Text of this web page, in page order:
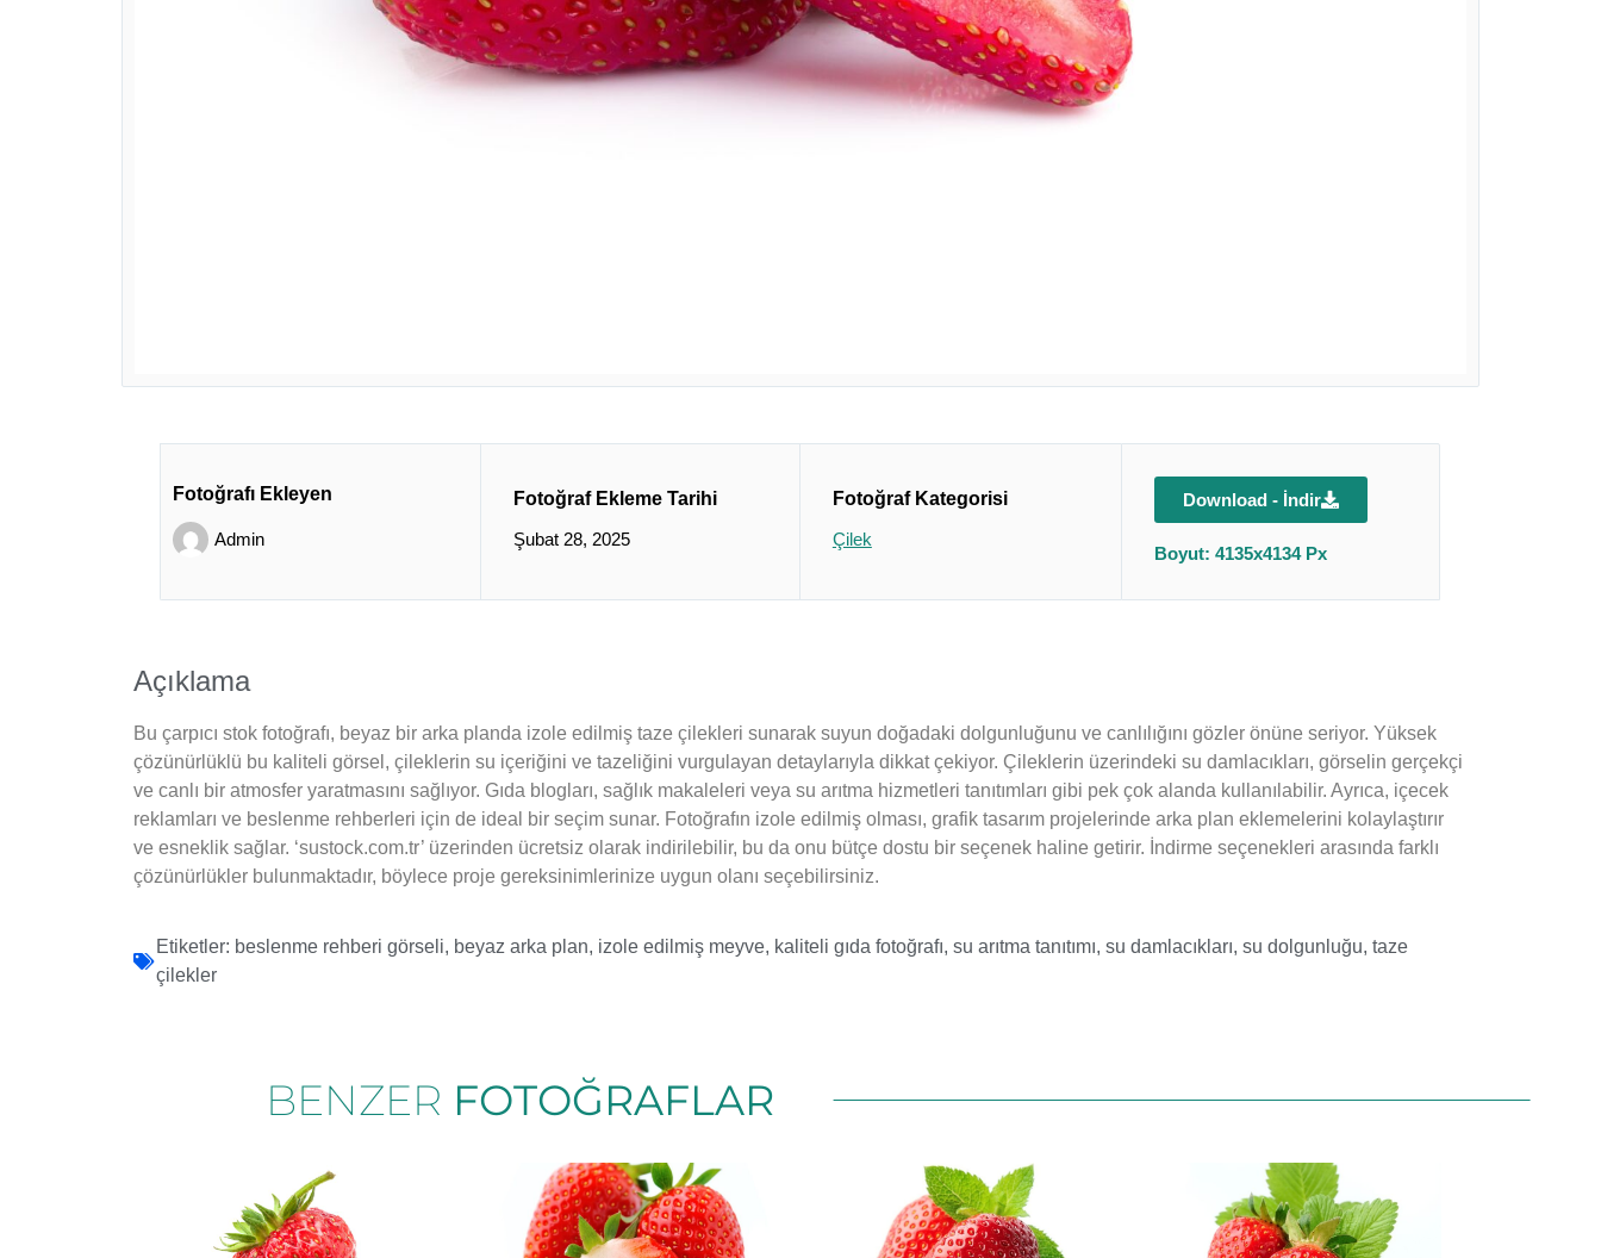
Fotoğrafı Ekleyen
Admin
Fotoğraf Ekleme Tarihi
Şubat 28, 2025
Fotoğraf Kategorisi
Çilek
Download - İndir
Boyut: 4135x4134 Px
Açıklama
Bu çarpıcı stok fotoğrafı, beyaz bir arka planda izole edilmiş taze çilekleri sunarak suyun doğadaki dolgunluğunu ve canlılığını gözler önüne seriyor. Yüksek
çözünürlüklü bu kaliteli görsel, çileklerin su içeriğini ve tazeliğini vurgulayan detaylarıyla dikkat çekiyor. Çileklerin üzerindeki su damlacıkları, görselin gerçekçi
ve canlı bir atmosfer yaratmasını sağlıyor. Gıda blogları, sağlık makaleleri veya su arıtma hizmetleri tanıtımları gibi pek çok alanda kullanılabilir. Ayrıca, içecek
reklamları ve beslenme rehberleri için de ideal bir seçim sunar. Fotoğrafın izole edilmiş olması, grafik tasarım projelerinde arka plan eklemelerini kolaylaştırır
ve esneklik sağlar. ‘sustock.com.tr’ üzerinden ücretsiz olarak indirilebilir, bu da onu bütçe dostu bir seçenek haline getirir. İndirme seçenekleri arasında farklı
çözünürlükler bulunmaktadır, böylece proje gereksinimlerinize uygun olanı seçebilirsiniz.
Etiketler: beslenme rehberi görseli, beyaz arka plan, izole edilmiş meyve, kaliteli gıda fotoğrafı, su arıtma tanıtımı, su damlacıkları, su dolgunluğu, taze
çilekler
BENZER FOTOĞRAFLAR